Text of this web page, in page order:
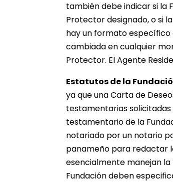
también debe indicar si la
Protector designado, o si
hay un formato específico
cambiada en cualquier
Protector. El Agente
Estatutos de la
ya que una Carta de
testamentarias
testamentario de la
notariado por un notario
panameño para redactar
esencialmente manejan la
Fundación deben